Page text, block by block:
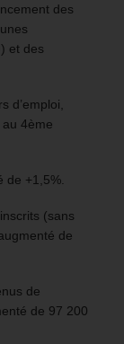
des
et des
d’emploi,
4ème
de +1,5%.
(sans
de
de
de 97 200